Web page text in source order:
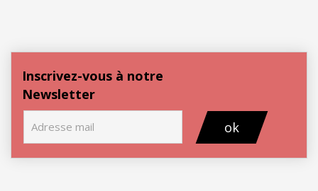
Inscrivez-vous à notre
Newsletter
ok